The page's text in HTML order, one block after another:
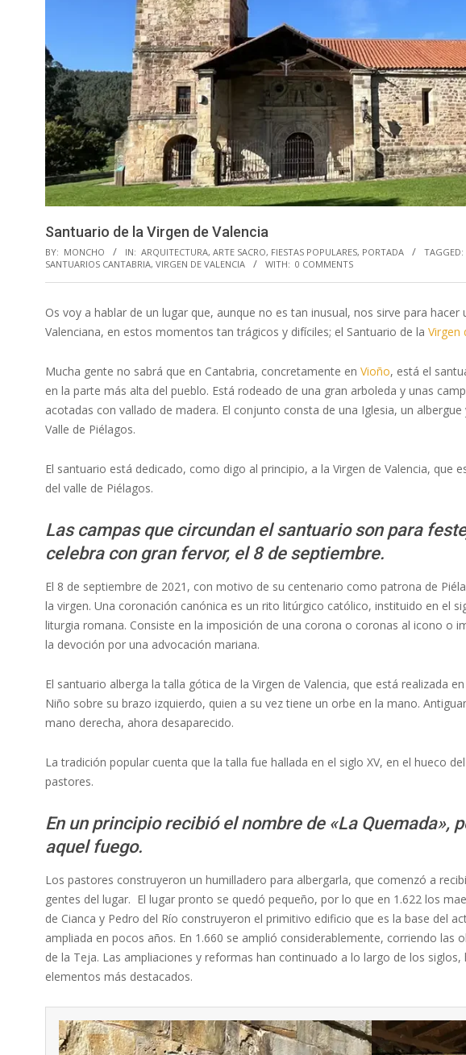
Santuario de la Virgen de Valencia
BY: MONCHO IN: ARQUITECTURA, ARTE SACRO, FIESTAS POPULARES, PORTADA TAGGED:
SANTUARIOS CANTABRIA, VIRGEN DE VALENCIA WITH: 0 COMMENTS
Os voy a hablar de un lugar que, aunque no es tan inusual, nos sirve para
Valenciana, en estos momentos tan trágicos y difíciles; el Santuario de la Virgen
Mucha gente no sabrá que en Cantabria, concretamente en Vioño, está el
en la parte más alta del pueblo. Está rodeado de una gran arboleda y unas
acotadas con vallado de madera. El conjunto consta de una Iglesia, un
Valle de Piélagos.
El santuario está dedicado, como digo al principio, a la Virgen de Valencia, que
del valle de Piélagos.
Las campas que circundan el santuario son para
celebra con gran fervor, el 8 de septiembre.
El 8 de septiembre de 2021, con motivo de su centenario como patrona de
la virgen. Una coronación canónica es un rito litúrgico católico, instituido en el
liturgia romana. Consiste en la imposición de una corona o coronas al icono o
la devoción por una advocación mariana.
El santuario alberga la talla gótica de la Virgen de Valencia, que está realizada
Niño sobre su brazo izquierdo, quien a su vez tiene un orbe en la mano.
mano derecha, ahora desaparecido.
La tradición popular cuenta que la talla fue hallada en el siglo XV, en el hueco
pastores.
En un principio recibió el nombre de «La Quemada»,
aquel fuego.
Los pastores construyeron un humilladero para albergarla, que comenzó a
gentes del lugar. El lugar pronto se quedó pequeño, por lo que en 1.622 los
de Cianca y Pedro del Río construyeron el primitivo edificio que es la base del
ampliada en pocos años. En 1.660 se amplió considerablemente, corriendo las
de la Teja. Las ampliaciones y reformas han continuado a lo largo de los
elementos más destacados.